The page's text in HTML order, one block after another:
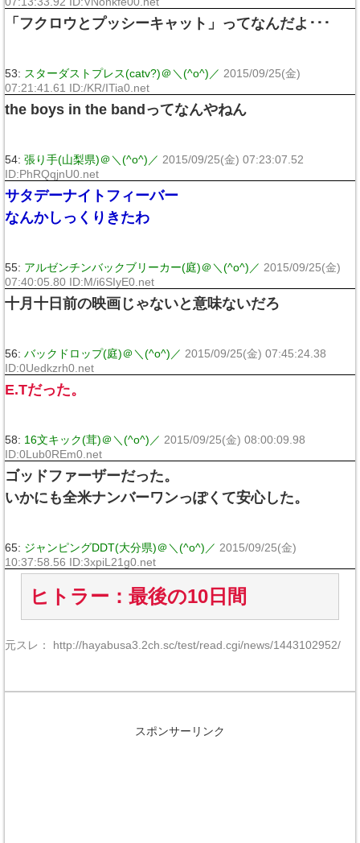
「フクロウとプッシーキャット」ってなんだよ･･･
53: スターダストプレス(catv?)＠＼(^o^)／ 2015/09/25(金)
07:21:41.61 ID:/KR/ITia0.net
the boys in the bandってなんやねん
54: 張り手(山梨県)＠＼(^o^)／ 2015/09/25(金) 07:23:07.52
ID:PhRQqjnU0.net
サタデーナイトフィーバー
なんかしっくりきたわ
55: アルゼンチンバックブリーカー(庭)＠＼(^o^)／ 2015/09/25(金)
07:40:05.80 ID:M/i6SIyE0.net
十月十日前の映画じゃないと意味ないだろ
56: バックドロップ(庭)＠＼(^o^)／ 2015/09/25(金) 07:45:24.38
ID:0Uedkzrh0.net
E.Tだった。
58: 16文キック(茸)＠＼(^o^)／ 2015/09/25(金) 08:00:09.98
ID:0Lub0REm0.net
ゴッドファーザーだった。
いかにも全米ナンバーワンっぽくて安心した。
65: ジャンピングDDT(大分県)＠＼(^o^)／ 2015/09/25(金)
10:37:58.56 ID:3xpiL21g0.net
ヒトラー：最後の10日間
元スレ： http://hayabusa3.2ch.sc/test/read.cgi/news/1443102952/
スポンサーリンク